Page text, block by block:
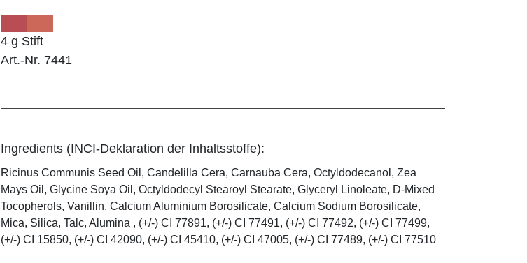
4 g Stift
Art.-Nr. 7441
Ingredients (INCI-Deklaration der Inhaltsstoffe):
Ricinus Communis Seed Oil, Candelilla Cera, Carnauba Cera, Octyldodecanol, Zea
Mays Oil, Glycine Soya Oil, Octyldodecyl Stearoyl Stearate, Glyceryl Linoleate, D-Mixed
Tocopherols, Vanillin, Calcium Aluminium Borosilicate, Calcium Sodium Borosilicate,
Mica, Silica, Talc, Alumina , (+/-) CI 77891, (+/-) CI 77491, (+/-) CI 77492, (+/-) CI 77499,
(+/-) CI 15850, (+/-) CI 42090, (+/-) CI 45410, (+/-) CI 47005, (+/-) CI 77489, (+/-) CI 77510